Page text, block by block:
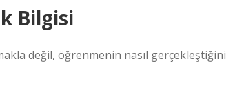
Bilgisi
değil, öğrenmenin nasıl gerçekleştiğini